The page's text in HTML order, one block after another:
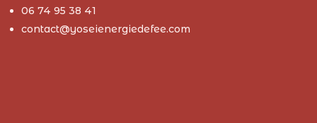
06 74 95 38 41
contact@yoseienergiedefee.com